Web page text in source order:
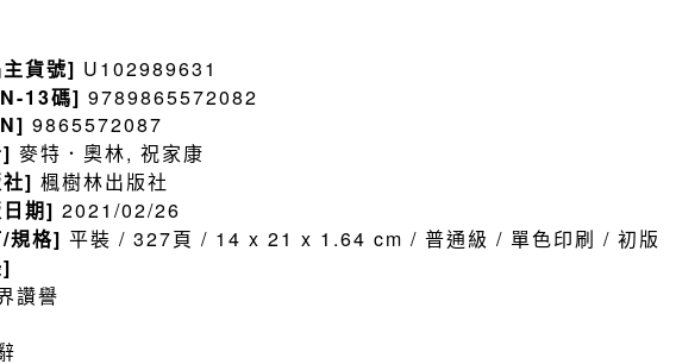
貨號] U102989631
13碼] 9789865572082
9865572087
麥特．奧林, 祝家康
] 楓樹林出版社
期] 2021/02/26
規格] 平裝 / 327頁 / 14 x 21 x 1.64 cm / 普通級 / 單色印刷 / 初版
讚譽